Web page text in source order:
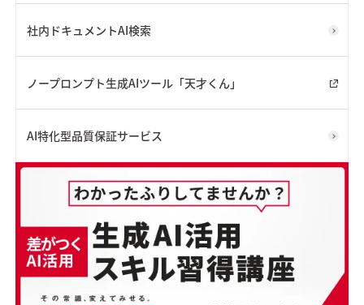
社内ドキュメントAI検索
ノープロンプト生成AIツール「天才くん」
AI特化型品質保証サービス